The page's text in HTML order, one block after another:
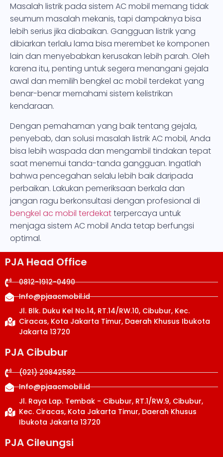
Masalah listrik pada sistem AC mobil memang tidak
seumum masalah mekanis, tapi dampaknya bisa
lebih serius jika diabaikan. Gangguan listrik yang
dibiarkan terlalu lama bisa merembet ke komponen
lain dan menyebabkan kerusakan lebih parah. Oleh
karena itu, penting untuk segera menangani gejala
awal dan memilih bengkel ac mobil terdekat yang
benar-benar memahami sistem kelistrikan
kendaraan.
Dengan pemahaman yang baik tentang gejala,
penyebab, dan solusi masalah listrik AC mobil, Anda
bisa lebih waspada dan mengambil tindakan tepat
saat menemui tanda-tanda gangguan. Ingatlah
bahwa pencegahan selalu lebih baik daripada
perbaikan. Lakukan pemeriksaan berkala dan
jangan ragu berkonsultasi dengan profesional di
bengkel ac mobil terdekatterpercaya untuk
menjaga sistem AC mobil Anda tetap berfungsi
optimal.
PJA Head Office
0812-1912-0490
Info@pjaacmobil.id
Jl. Blk. Duku Kel No.14, RT.14/RW.10, Cibubur, Kec.
Ciracas, Kota Jakarta Timur, Daerah Khusus Ibukota
Jakarta 13720
PJA Cibubur
(021) 29842582
Info@pjaacmobil.id
Jl. Raya Lap. Tembak - Cibubur, RT.1/RW.9, Cibubur,
Kec. Ciracas, Kota Jakarta Timur, Daerah Khusus
Ibukota Jakarta 13720
PJA Cileungsi